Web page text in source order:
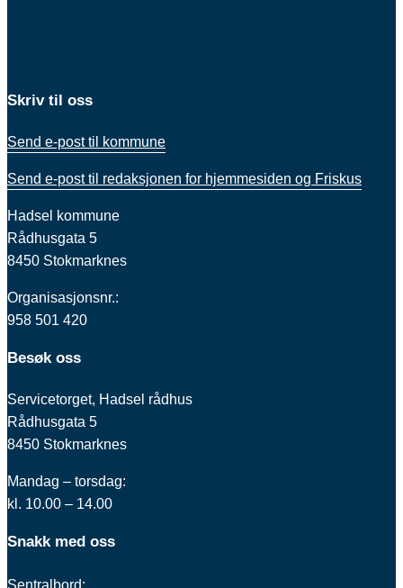
Skriv til oss
Send e-post til kommune
Send e-post til redaksjonen for hjemmesiden og Friskus
Hadsel kommune
Rådhusgata 5
8450 Stokmarknes
Organisasjonsnr.:
958 501 420
Besøk oss
Servicetorget, Hadsel rådhus
Rådhusgata 5
8450 Stokmarknes
Mandag – torsdag:
kl. 10.00 – 14.00
Snakk med oss